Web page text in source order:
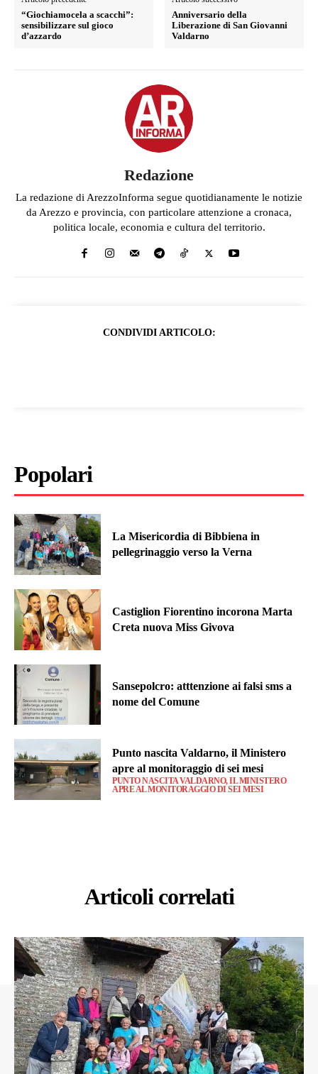
“Giochiamocela a scacchi”:
sensibilizzare sul gioco
d’azzardo
Anniversario della
Liberazione di San Giovanni
Valdarno
Redazione
La redazione di ArezzoInforma segue quotidianamente le notizie
da Arezzo e provincia, con particolare attenzione a cronaca,
politica locale, economia e cultura del territorio.
CONDIVIDI ARTICOLO:
Popolari
La Misericordia di Bibbiena in
pellegrinaggio verso la Verna
Castiglion Fiorentino incorona Marta
Creta nuova Miss Givova
Sansepolcro: atttenzione ai falsi sms a
nome del Comune
Punto nascita Valdarno, il Ministero
apre al monitoraggio di sei mesi
PUNTO NASCITA VALDARNO, IL MINISTERO
APRE AL MONITORAGGIO DI SEI MESI
Articoli correlati